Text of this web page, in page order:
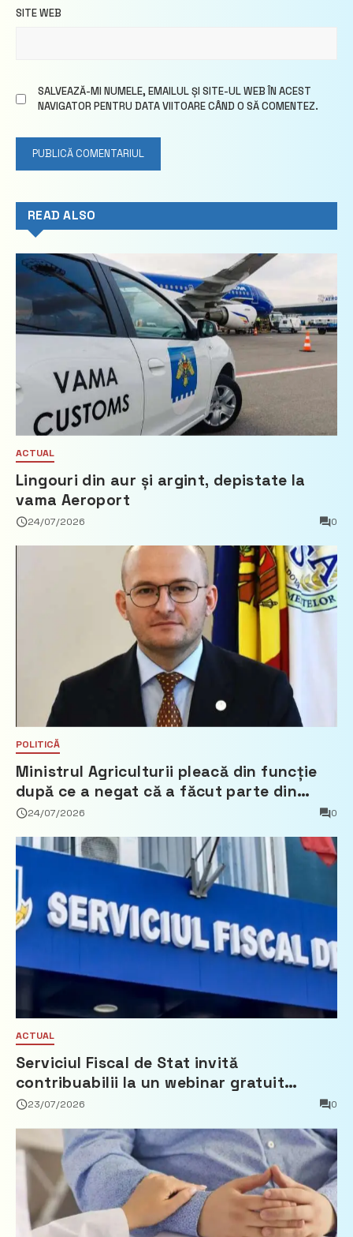
SITE WEB
SALVEAZĂ-MI NUMELE, EMAILUL ȘI SITE-UL WEB ÎN ACEST
NAVIGATOR PENTRU DATA VIITOARE CÂND O SĂ COMENTEZ.
READ ALSO
ACTUAL
Lingouri din aur și argint, depistate la
vama Aeroport
24/07/2026 0
POLITICĂ
Ministrul Agriculturii pleacă din funcție
după ce a negat că a făcut parte din
Partidul Democrat
24/07/2026 0
ACTUAL
Serviciul Fiscal de Stat invită
contribuabilii la un webinar gratuit
privind calculul impozitului pe bunurile
23/07/2026 0